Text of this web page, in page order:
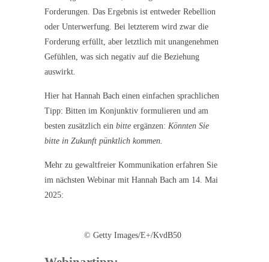
Forderungen. Das Ergebnis ist entweder Rebellion
oder Unterwerfung. Bei letzterem wird zwar die
Forderung erfüllt, aber letztlich mit unangenehmen
Gefühlen, was sich negativ auf die Beziehung
auswirkt.
Hier hat Hannah Bach einen einfachen sprachlichen
Tipp: Bitten im Konjunktiv formulieren und am
besten zusätzlich ein bitte ergänzen: Könnten Sie
bitte in Zukunft pünktlich kommen.
Mehr zu gewaltfreier Kommunikation erfahren Sie
im nächsten Webinar mit Hannah Bach am 14. Mai
2025:
© Getty Images/E+/KvdB50